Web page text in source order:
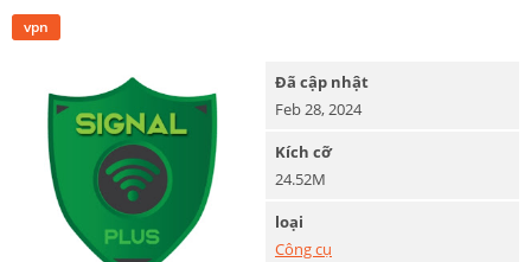
vpn
Đã cập nhật
Feb 28, 2024
Kích cỡ
24.52M
loại
Công cụ